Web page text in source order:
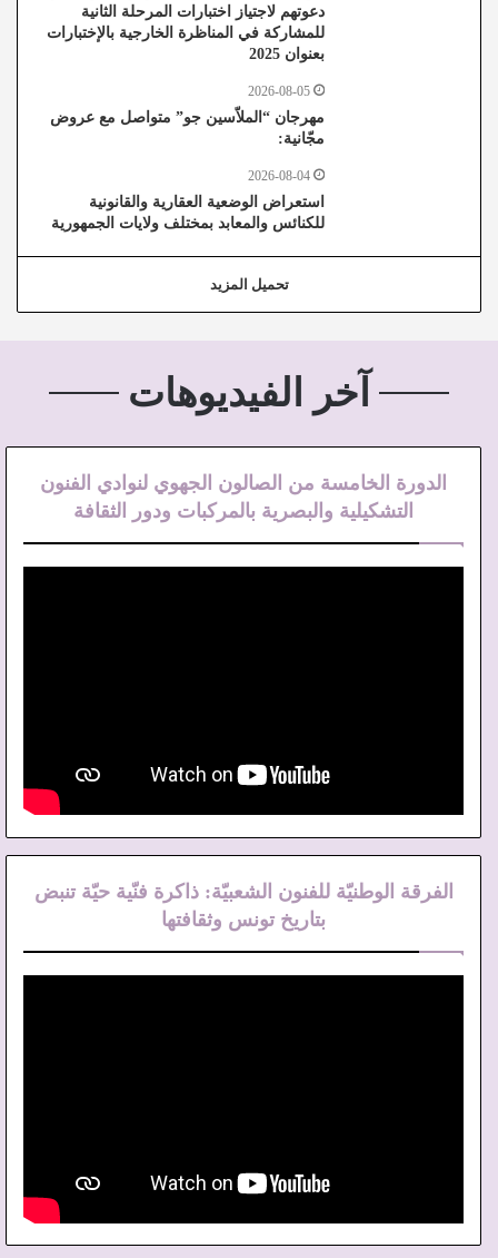
دعوتهم لاجتياز اختبارات المرحلة الثانية
للمشاركة في المناظرة الخارجية بالإختبارات
بعنوان 2025
2026-08-05
مهرجان “الملاّسين جو” متواصل مع عروض
مجّانية:
2026-08-04
استعراض الوضعية العقارية والقانونية
للكنائس والمعابد بمختلف ولايات الجمهورية
تحميل المزيد
آخر الفيديوهات
الدورة الخامسة من الصالون الجهوي لنوادي الفنون
التشكيلية والبصرية بالمركبات ودور الثقافة
الفرقة الوطنيّة للفنون الشعبيّة: ذاكرة فنّية حيّة تنبض
بتاريخ تونس وثقافتها